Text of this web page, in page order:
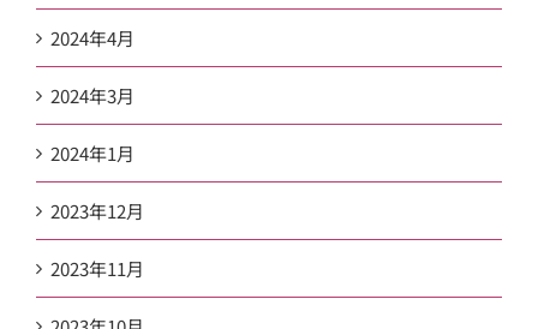
2024年4月
2024年3月
2024年1月
2023年12月
2023年11月